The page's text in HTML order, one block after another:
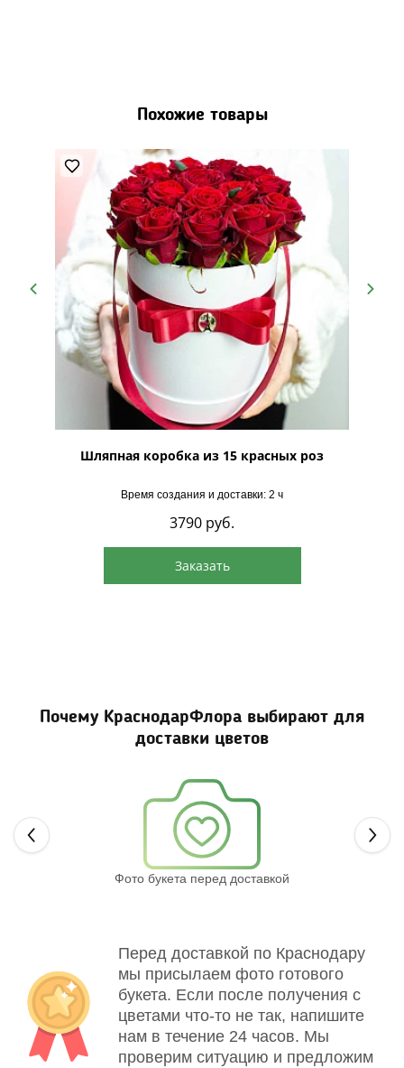
Похожие товары
Шляпная коробка из 15 красных роз
Время создания и доставки: 2 ч
3790 руб.
Заказать
Почему КраснодарФлора выбирают для
доставки цветов
Фото букета перед доставкой
Перед доставкой по Краснодару
мы присылаем фото готового
букета. Если после получения с
цветами что-то не так, напишите
нам в течение 24 часов. Мы
проверим ситуацию и предложим